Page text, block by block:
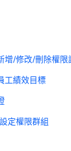
增/修改/刪除權限
工績效目標
定權限群組